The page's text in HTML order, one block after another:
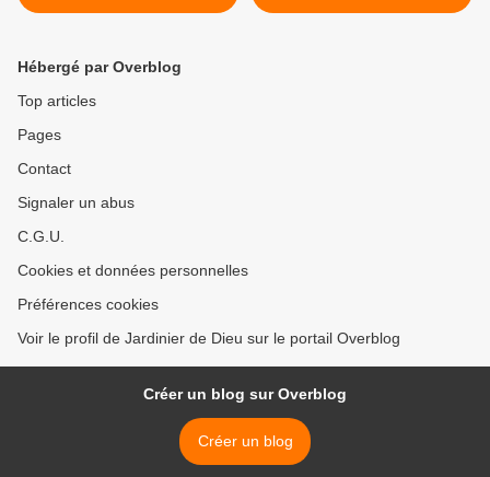
2024
Temps Ordinaire, B >
Hébergé par Overblog
Top articles
Pages
Contact
Signaler un abus
C.G.U.
Cookies et données personnelles
Préférences cookies
Voir le profil de Jardinier de Dieu sur le portail Overblog
Créer un blog sur Overblog
Créer un blog